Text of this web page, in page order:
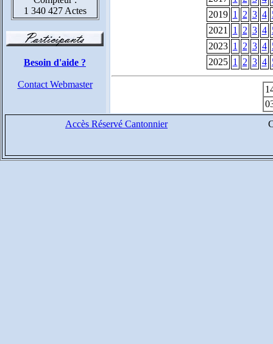
1 340 427 Actes
Besoin d'aide ?
Contact Webmaster
2019 1 2 3 4
2021
1 2 3 4
2023 1 2 3 4
2025 1 2 3 4
Accès Réservé Cantonnier